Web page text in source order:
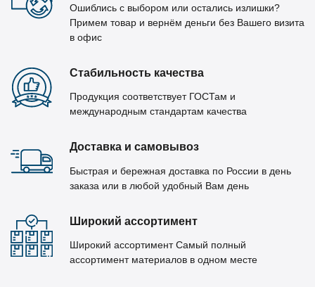
Ошиблись с выбором или остались излишки?
Примем товар и вернём деньги без Вашего визита
в офис
Стабильность качества
Продукция соответствует ГОСТам и
международным стандартам качества
Доставка и самовывоз
Быстрая и бережная доставка по России в день
заказа или в любой удобный Вам день
Широкий ассортимент
Широкий ассортимент Самый полный
ассортимент материалов в одном месте